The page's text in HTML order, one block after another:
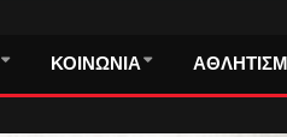
ΚΟΙΝΩΝΙΑ